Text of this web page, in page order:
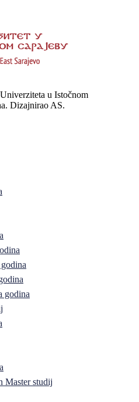
u Istočnom
Dizajnirao AS.
godina
Master studij